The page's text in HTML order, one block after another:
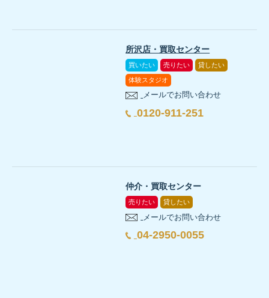
所沢店・買取センター
買いたい 売りたい 貸したい
体験スタジオ
メールでお問い合わせ
0120-911-251
仲介・買取センター
売りたい 貸したい
メールでお問い合わせ
04-2950-0055